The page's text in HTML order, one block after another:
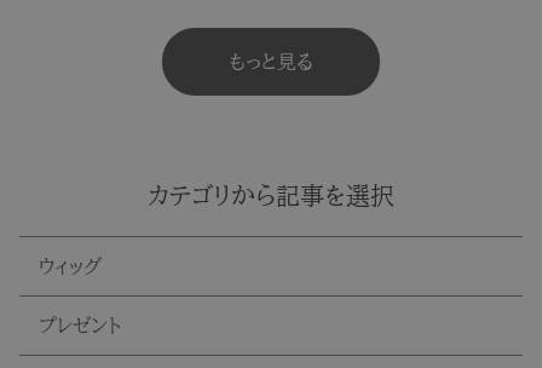
もっと見る
カテゴリから記事を選択
ウィッグ
プレゼント